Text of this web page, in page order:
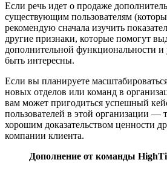
Если речь идет о продаже
существующим пользователям
рекомендую сначала изучить
другие признаки, которые помогут
дополнительной функциональности и
быть интересны.
Если вы планируете
новых отделов или команд в
вам может пригодиться успешный
пользователей в этой организации —
хорошим доказательством ценности
компании клиента.
Дополнение от команды